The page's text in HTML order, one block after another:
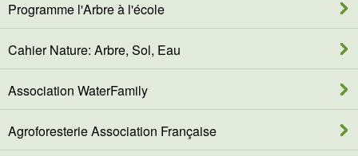
Programme l'Arbre à l'école
Cahier Nature: Arbre, Sol, Eau
Association WaterFamily
Agroforesterie Association Française